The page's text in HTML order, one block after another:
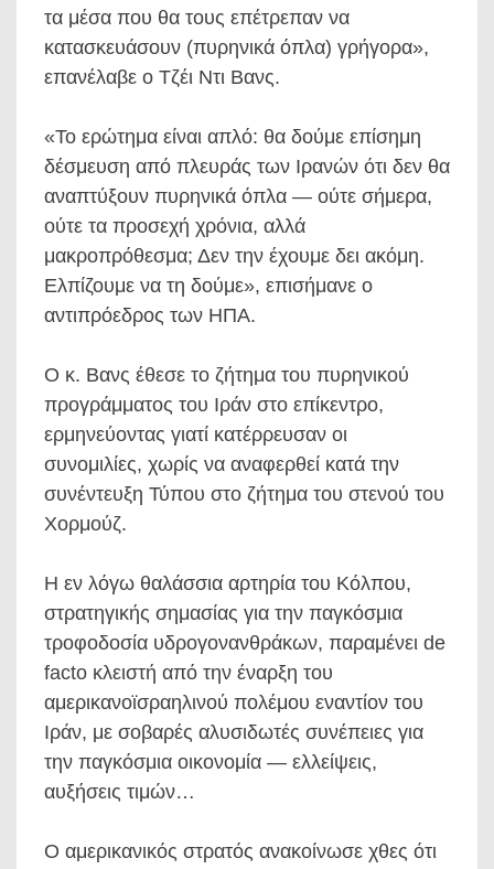
τα μέσα που θα τους επέτρεπαν να
κατασκευάσουν (πυρηνικά όπλα) γρήγορα»,
επανέλαβε ο Τζέι Ντι Βανς.
«Το ερώτημα είναι απλό: θα δούμε επίσημη
δέσμευση από πλευράς των Ιρανών ότι δεν θα
αναπτύξουν πυρηνικά όπλα — ούτε σήμερα,
ούτε τα προσεχή χρόνια, αλλά
μακροπρόθεσμα; Δεν την έχουμε δει ακόμη.
Ελπίζουμε να τη δούμε», επισήμανε ο
αντιπρόεδρος των ΗΠΑ.
Ο κ. Βανς έθεσε το ζήτημα του πυρηνικού
προγράμματος του Ιράν στο επίκεντρο,
ερμηνεύοντας γιατί κατέρρευσαν οι
συνομιλίες, χωρίς να αναφερθεί κατά την
συνέντευξη Τύπου στο ζήτημα του στενού του
Χορμούζ.
Η εν λόγω θαλάσσια αρτηρία του Κόλπου,
στρατηγικής σημασίας για την παγκόσμια
τροφοδοσία υδρογονανθράκων, παραμένει de
facto κλειστή από την έναρξη του
αμερικανοϊσραηλινού πολέμου εναντίον του
Ιράν, με σοβαρές αλυσιδωτές συνέπειες για
την παγκόσμια οικονομία — ελλείψεις,
αυξήσεις τιμών…
Ο αμερικανικός στρατός ανακοίνωσε χθες ότι